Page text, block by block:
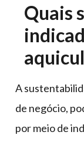
Quais
A
de negócio,
por meio de